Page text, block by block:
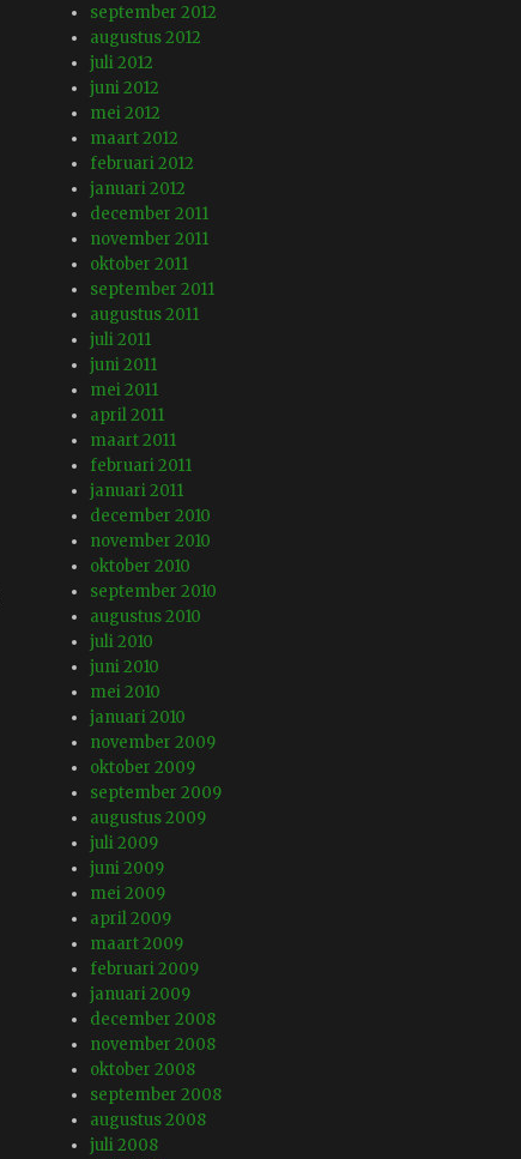
september 2012
augustus 2012
juli 2012
juni 2012
mei 2012
maart 2012
februari 2012
januari 2012
december 2011
november 2011
oktober 2011
september 2011
augustus 2011
juli 2011
juni 2011
mei 2011
april 2011
maart 2011
februari 2011
januari 2011
december 2010
november 2010
oktober 2010
september 2010
augustus 2010
juli 2010
juni 2010
mei 2010
januari 2010
november 2009
oktober 2009
september 2009
augustus 2009
juli 2009
juni 2009
mei 2009
april 2009
maart 2009
februari 2009
januari 2009
december 2008
november 2008
oktober 2008
september 2008
augustus 2008
juli 2008